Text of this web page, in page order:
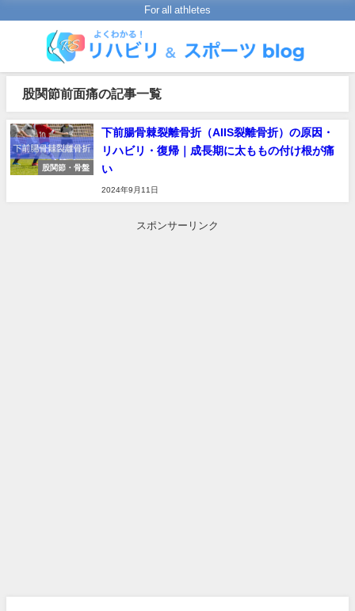
For all athletes
股関節前面痛の記事一覧
股関節・骨盤
下前腸骨棘裂離骨折（AIIS裂離骨折）の原因・
リハビリ・復帰｜成長期に太ももの付け根が痛
い
2024年9月11日
スポンサーリンク